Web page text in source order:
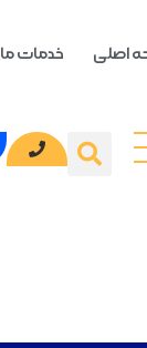
اصلی خدمات ما